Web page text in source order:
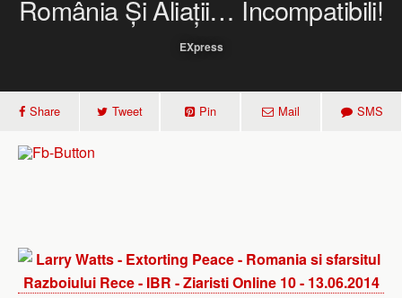
România Și Aliații… Incompatibili!
EXpress
Share Tweet Pin Mail SMS